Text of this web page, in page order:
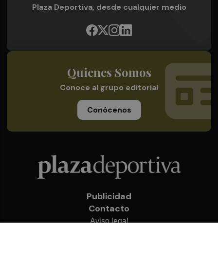
Plaza Deportiva, desde cualquier medio
Quienes Somos
Conoce al grupo editorial
Conócenos
Publicidad
Contacto
Aviso legal